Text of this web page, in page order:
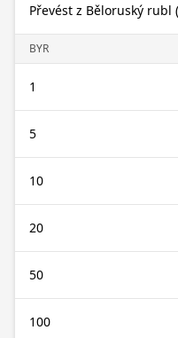
Převést z Běloruský rubl
BYR
1
5
10
20
50
100